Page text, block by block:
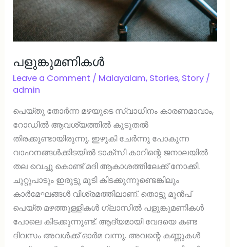
പളുങ്കുമണികൾ
Leave a Comment / Malayalam, Stories, Story /
admin
പെയ്തു തോർന്ന മഴയുടെ സ്വാധീനം കാരണമാവാം,
റോഡിൽ ആവശ്യത്തിൽ കൂടുതൽ
തിരക്കുണ്ടായിരുന്നു. ഇഴുകി ചേർന്നു പോകുന്ന
വാഹനങ്ങൾക്കിടയിൽ ടാക്സി കാറിന്റെ ജനാലയിൽ
തല വെച്ചു കൊണ്ട് മദി ആകാശത്തിലേക്ക് നോക്കി.
ചുറ്റുപാടും ഇരുട്ടു മൂടി കിടക്കുന്നുണ്ടെങ്കിലും
കാർമേഘങ്ങൾ വിശ്രമത്തിലാണ്. തൊട്ടു മുൻപ്
പെയ്ത മഴത്തുള്ളികൾ ഗ്ലാസിൽ പളുങ്കുമണികൾ
പോലെ കിടക്കുന്നുണ്ട്. ആദ്യമായി വേദയെ കണ്ട
ദിവസം അവൾക്ക് ഓർമ വന്നു. അവന്റെ കണ്ണുകൾ